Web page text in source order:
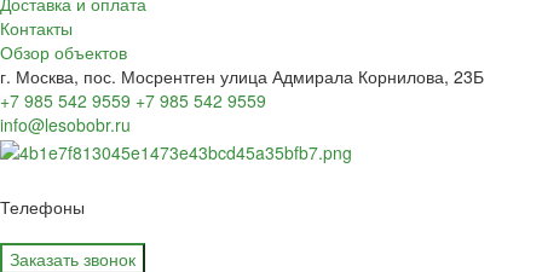
Контакты
Обзор объектов
г. Москва, пос. Мосрентген улица Адмирала Корнилова, 23Б
+7 985 542 9559 +7 985 542 9559
info@lesobobr.ru
Телефоны
Заказать звонок